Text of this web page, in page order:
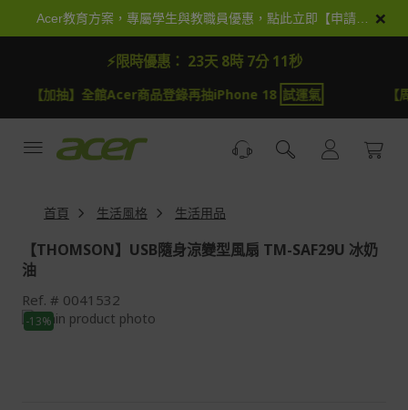
×
⚡限時優惠： 23天 8時 7分 11秒
【周抽】周周抽即享券$5000與adidas T-Shirt
首頁 生活風格 生活用品
【THOMSON】USB隨身涼變型風扇 TM-SAF29U 冰奶
油
Ref. 0041532
Skip
to
-13%
Skip